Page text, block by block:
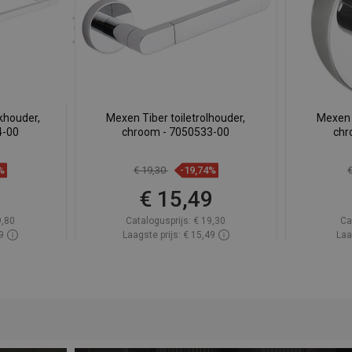
00
Mexen Tiber toiletrolhouder,
chroom - 7050533-00
€ 19,30 -19,74%
€ 15,49
Catalogusprijs: € 19,30
Laagste prijs: € 15,49